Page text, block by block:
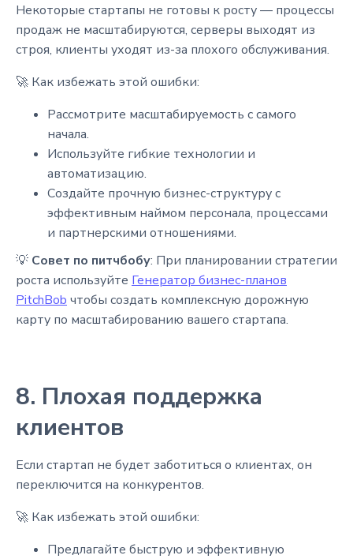
Некоторые стартапы не готовы к росту — процессы
продаж не масштабируются, серверы выходят из
строя, клиенты уходят из-за плохого обслуживания.
🚀 Как избежать этой ошибки:
Рассмотрите масштабируемость с самого
начала.
Используйте гибкие технологии и
автоматизацию.
Создайте прочную бизнес-структуру с
эффективным наймом персонала, процессами
и партнерскими отношениями.
💡 Совет по питчбобу: При планировании стратегии
роста используйте Генератор бизнес-планов
PitchBob чтобы создать комплексную дорожную
карту по масштабированию вашего стартапа.
8. Плохая поддержка
клиентов
Если стартап не будет заботиться о клиентах, он
переключится на конкурентов.
🚀 Как избежать этой ошибки:
Предлагайте быструю и эффективную